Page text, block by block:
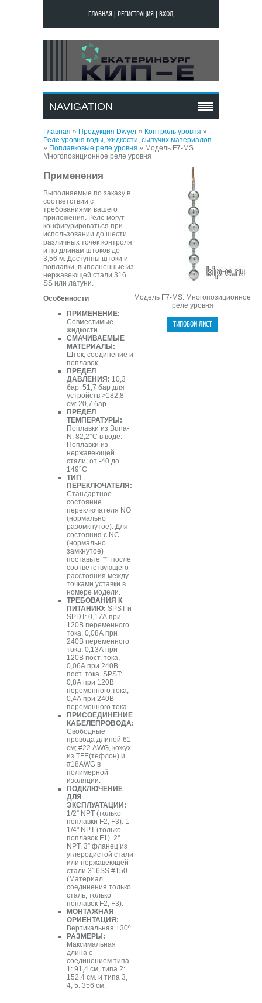
ГЛАВНАЯ РЕГИСТРАЦИЯ ВХОД
МОДЕЛЬ F7-MS.
МНОГОПОЗИЦИОННОЕ
РЕЛЕ УРОВНЯ
NAVIGATION
Главная » Продукция Dwyer » Контроль уровня »
Реле уровня воды, жидкости, сыпучих материалов
» Поплавковые реле уровня » Модель F7-MS.
Многопозиционное реле уровня
Применения
Выполняемые по заказу в
соответствии с
требованиями вашего
приложения. Реле могут
конфигурироваться при
использовании до шести
различных точек контроля
и по длинам штоков до
3,56 м. Доступны штоки и
поплавки, выполненные из
нержавеющей стали 316
SS или латуни.
Особенности
ПРИМЕНЕНИЕ:
Совместимые
жидкости
СМАЧИВАЕМЫЕ
МАТЕРИАЛЫ:
Шток, соединение и
поплавок
ПРЕДЕЛ
ДАВЛЕНИЯ: 10,3
бар. 51,7 бар для
устройств >182,8
см: 20,7 бар
ПРЕДЕЛ
ТЕМПЕРАТУРЫ:
Поплавки из Buna-
N: 82,2°C в воде.
Поплавки из
нержавеющей
стали: от -40 до
149°С
ТИП
ПЕРЕКЛЮЧАТЕЛЯ:
Стандартное
состояние
переключателя NO
(нормально
разомкнутое). Для
состояния с NC
(нормально
замкнутое)
поставьте “*” после
соответствующего
расстояния между
точками уставки в
номере модели.
ТРЕБОВАНИЯ К
ПИТАНИЮ: SPST и
SPDT: 0,17А при
120В переменного
тока, 0,08А при
240В переменного
тока, 0,13А при
120В пост. тока,
0,06А при 240В
пост. тока. SPST:
0,8А при 120В
переменного тока,
0,4А при 240В
переменного тока.
ПРИСОЕДИНЕНИЕ
КАБЕЛЕПРОВОДА:
Свободные
провода длиной 61
см; #22 AWG, кожух
из TFE(тефлон) и
#18AWG в
полимерной
изоляции.
ПОДКЛЮЧЕНИЕ
ДЛЯ
ЭКСПЛУАТАЦИИ:
1/2” NPT (только
поплавки F2, F3). 1-
1/4" NPT (только
поплавок F1). 2"
NPT. 3” фланец из
углеродистой стали
или нержавеющей
стали 316SS #150
(Материал
соединения только
сталь, только
поплавок F2, F3).
МОНТАЖНАЯ
ОРИЕНТАЦИЯ:
Вертикальная ±30º
РАЗМЕРЫ:
Максимальная
длина с
соединением типа
1: 91,4 см, типа 2:
152,4 см. и типа 3,
4, 5: 356 см.
Модель F7-MS. Многопозиционное
реле уровня